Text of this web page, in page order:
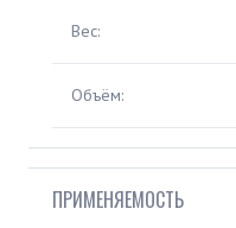
Вес:
Объём:
ПРИМЕНЯЕМОСТЬ